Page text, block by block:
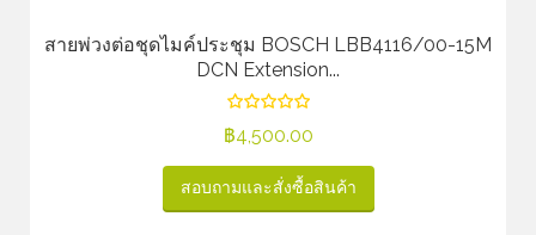
สายพ่วงต่อชุดไมค์ประชุม BOSCH LBB4116/00-15M
DCN Extension...
฿4,500.00
สอบถามและสั่งซื้อสินค้า